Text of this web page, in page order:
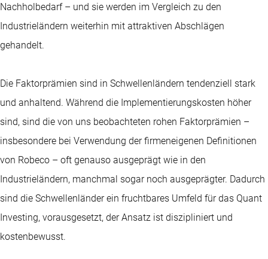
Nachholbedarf – und sie werden im Vergleich zu den
Industrieländern weiterhin mit attraktiven Abschlägen
gehandelt.
Die Faktorprämien sind in Schwellenländern tendenziell stark
und anhaltend. Während die Implementierungskosten höher
sind, sind die von uns beobachteten rohen Faktorprämien –
insbesondere bei Verwendung der firmeneigenen Definitionen
von Robeco – oft genauso ausgeprägt wie in den
Industrieländern, manchmal sogar noch ausgeprägter. Dadurch
sind die Schwellenländer ein fruchtbares Umfeld für das Quant
Investing, vorausgesetzt, der Ansatz ist diszipliniert und
kostenbewusst.